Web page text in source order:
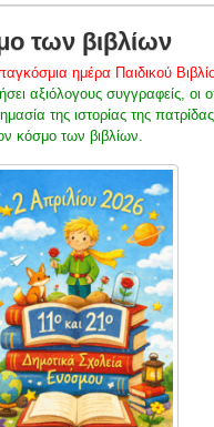
των βιβλίων
ημέρα Παιδικού
αξιόλογους συγγραφείς, οι
της ιστορίας της
κόσμο των βιβλίων.